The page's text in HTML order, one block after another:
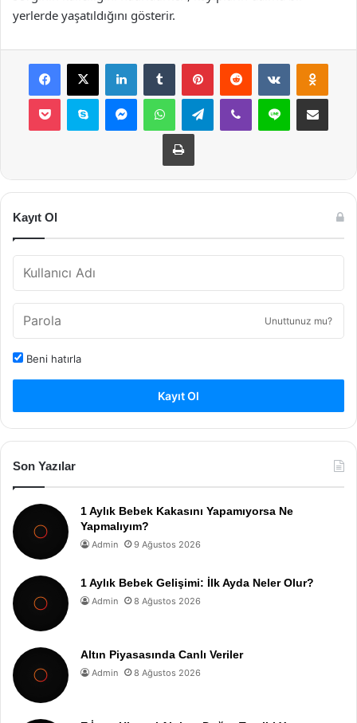
yerlerde yaşatıldığını gösterir.
Facebook
X LinkedInTumblr PinterestReddit VKontakte
Pocket Skype MessengerWhatsAppTelegramViber Line E-Posta ile
Yazdır
Kayıt Ol
Unuttunuz mu?
Beni hatırla
Kayıt Ol
Son Yazılar
1 Aylık Bebek Kakasını Yapamıyorsa Ne
Yapmalıyım?
Admin 9 Ağustos 2026
1 Aylık Bebek Gelişimi: İlk Ayda Neler Olur?
Admin 8 Ağustos 2026
Altın Piyasasında Canlı Veriler
Admin 8 Ağustos 2026